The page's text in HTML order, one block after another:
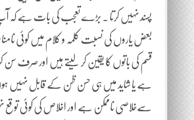
پسند نہیں کرتا ۔ بڑے تعجب کی بات ہے کہ
بعض یاروں کی نسبت کلمہ و کلام میں کوئی
قسم کی باتوں کا یقین کر لیتے ہیں اور
ہے یا شاید میں ہی حسن ظن کے قابل نہیں
سےخلاصی ناممکن ہے اور اخلاص کی کوئی توقع